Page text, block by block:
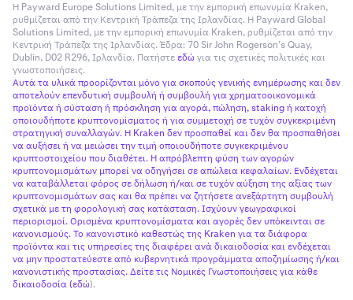
Η Payward Europe Solutions Limited, με την εμπορική επωνυμία Kraken,
ρυθμίζεται από την Κεντρική Τράπεζα της Ιρλανδίας. Η Payward Global
Solutions Limited, με την εμπορική επωνυμία Kraken, ρυθμίζεται από την
Κεντρική Τράπεζα της Ιρλανδίας. Έδρα: 70 Sir John Rogerson’s Quay,
Dublin, D02 R296, Ιρλανδία. Πατήστεεδώγια τις σχετικές πολιτικές και
γνωστοποιήσεις.
Αυτά τα υλικά προορίζονται μόνο για σκοπούς γενικής ενημέρωσης και δεν
αποτελούν επενδυτική συμβουλή ή συμβουλή για χρηματοοικονομικά
προϊόντα ή σύσταση ή πρόσκληση για αγορά, πώληση, staking ή κατοχή
οποιουδήποτε κρυπτονομίσματος ή για συμμετοχή σε τυχόν συγκεκριμένη
στρατηγική συναλλαγών. Η Kraken δεν προσπαθεί και δεν θα προσπαθήσει
να αυξήσει ή να μειώσει την τιμή οποιουδήποτε συγκεκριμένου
κρυπτοστοιχείου που διαθέτει. Η απρόβλεπτη φύση των αγορών
κρυπτονομισμάτων μπορεί να οδηγήσει σε απώλεια κεφαλαίων. Ενδέχεται
να καταβάλλεται φόρος σε δήλωση ή/και σε τυχόν αύξηση της αξίας των
κρυπτονομισμάτων σας και θα πρέπει να ζητήσετε ανεξάρτητη συμβουλή
σχετικά με τη φορολογική σας κατάσταση. Ισχύουν γεωγραφικοί
περιορισμοί. Ορισμένα κρυπτονομίσματα και αγορές δεν υπόκεινται σε
κανονισμούς. Το κανονιστικό καθεστώς της Kraken για τα διάφορα
προϊόντα και τις υπηρεσίες της διαφέρει ανά δικαιοδοσία και ενδέχεται
να μην προστατεύεστε από κυβερνητικά προγράμματα αποζημίωσης ή/και
κανονιστικής προστασίας. Δείτε τις Νομικές Γνωστοποιήσεις για κάθε
δικαιοδοσία (εδώ).